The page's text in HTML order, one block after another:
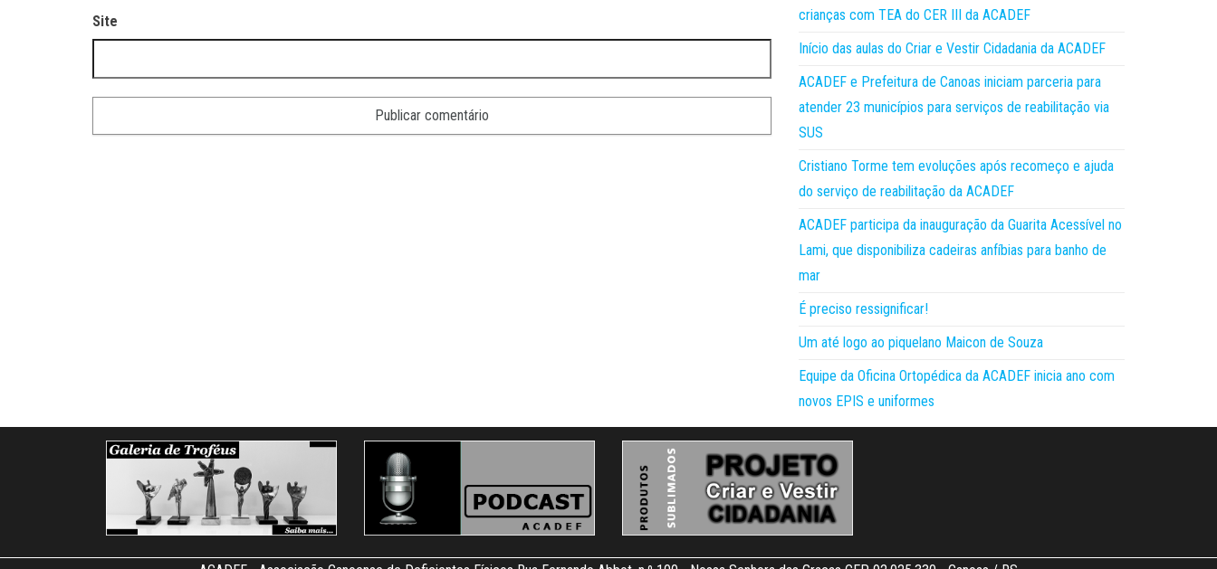
Site
crianças com TEA do CER III da ACADEF
Início das aulas do Criar e Vestir Cidadania da ACADEF
ACADEF e Prefeitura de Canoas iniciam parceria para
atender 23 municípios para serviços de reabilitação via
SUS
Cristiano Torme tem evoluções após recomeço e ajuda
do serviço de reabilitação da ACADEF
ACADEF participa da inauguração da Guarita Acessível no
Lami, que disponibiliza cadeiras anfíbias para banho de
mar
É preciso ressignificar!
Um até logo ao piquelano Maicon de Souza
Equipe da Oficina Ortopédica da ACADEF inicia ano com
novos EPIS e uniformes